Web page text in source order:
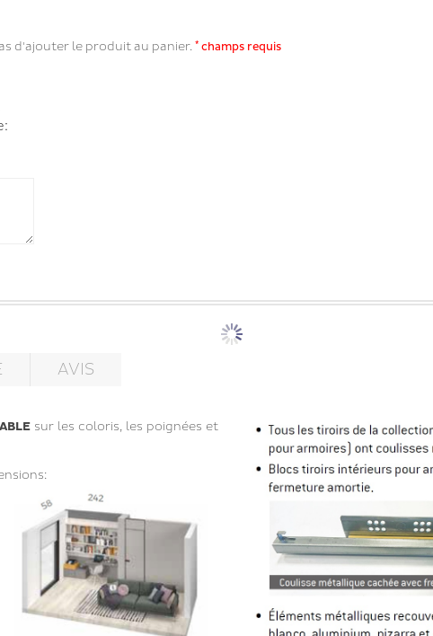
d'ajouter le produit au panier. *champs requis
AVIS
sur les coloris, les poignées et